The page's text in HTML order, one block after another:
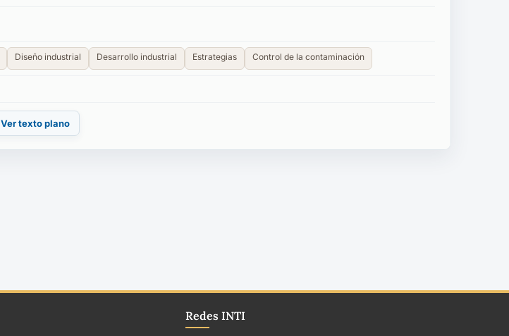
Diseño industrial Desarrollo industrial Estrategias Control de la contaminación
Ver texto plano
Redes INTI